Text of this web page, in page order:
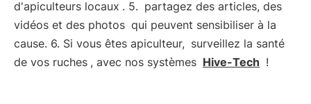
d'apiculteurs locaux . 5. partagez des articles, des
vidéos et des photos qui peuvent sensibiliser à la
cause. 6. Si vous êtes apiculteur, surveillez la santé
de vos ruches , avec nos systèmes Hive-Tech !